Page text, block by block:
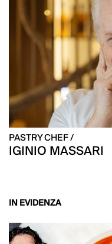
PASTRY CHEF /
IGINIO MASSARI
IN EVIDENZA